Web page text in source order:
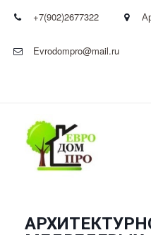
+7(902)2677322
Evrodompro@mail.ru